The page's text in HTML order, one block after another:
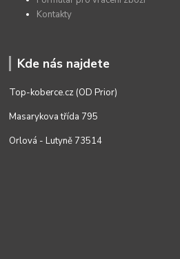
Kontakty
Kde nás najdete
Top-koberce.cz (OD Prior)
Masarykova třída 795
Orlová - Lutyně 73514